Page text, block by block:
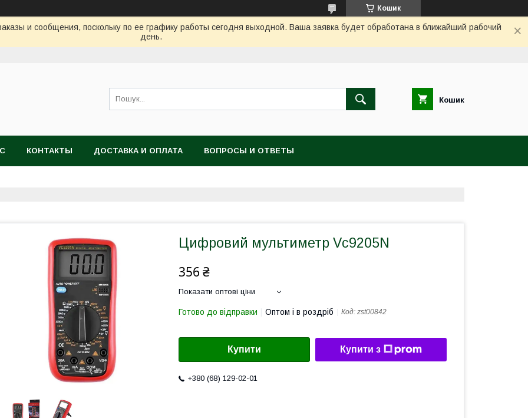
Кошик
и сообщения, поскольку по ее графику работы сегодня выходной. Ваша заявка будет обработана в ближайший рабочий
день.
Кошик
КОНТАКТЫ ДОСТАВКА И ОПЛАТА ВОПРОСЫ И ОТВЕТЫ
Цифровий мультиметр Vc9205N
356 ₴
Показати оптові ціни
Готово до відправки Оптом і в роздріб Код: zst00842
Купити Купити з
+380 (68) 129-02-01